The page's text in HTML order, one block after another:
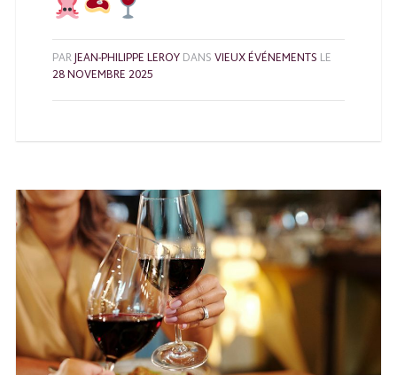
PARJEAN-PHILIPPE LEROYDANSVIEUX ÉVÉNEMENTS LE
28 NOVEMBRE 2025